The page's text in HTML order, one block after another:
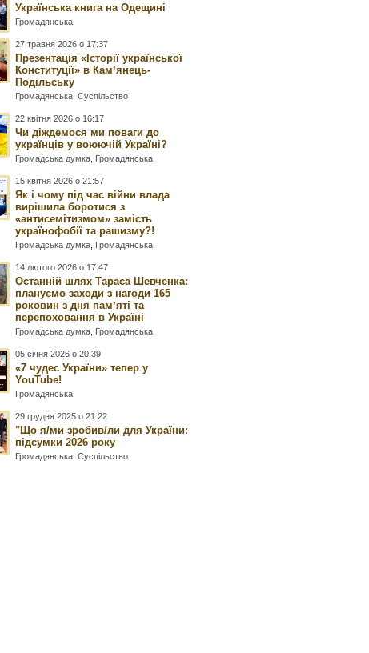
Українська книга на Одещині
Громадянська
27 травня 2026 о 17:37
Презентація «Історії української
Конституції» в Камʼянець-
Подільську
Громадянська ,Суспільство
22 квітня 2026 о 16:17
Чи діждемося ми поваги до
українців у воюючій Україні?
Громадська думка Громадянська
15 квітня 2026 о 21:57
Як і чому під час війни влада
вирішила боротися з
«антисемітизмом» замість
українофобії та рашизму?!
Громадська думка Громадянська
14 лютого 2026 о 17:47
Останній шлях Тараса Шевченка:
плануємо заходи з нагоди 165
роковин з дня памʼяті та
перепоховання в Україні
Громадська думка Громадянська
05 січня 2026 о 20:39
«7 чудес України» тепер у
YouTube!
Громадянська
29 грудня 2025 о 21:22
"Що я/ми зробив/ли для України:
підсумки 2026 року
Громадянська ,Суспільство